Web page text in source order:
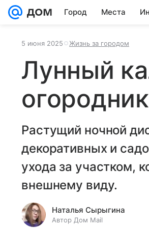
Город Места
5 июня 2025 Жизнь за городом
Лунный
Растущий ночной
декоративных и
ухода за участком,
внешнему виду.
Наталья Сырыгина
Автор Дом Mail